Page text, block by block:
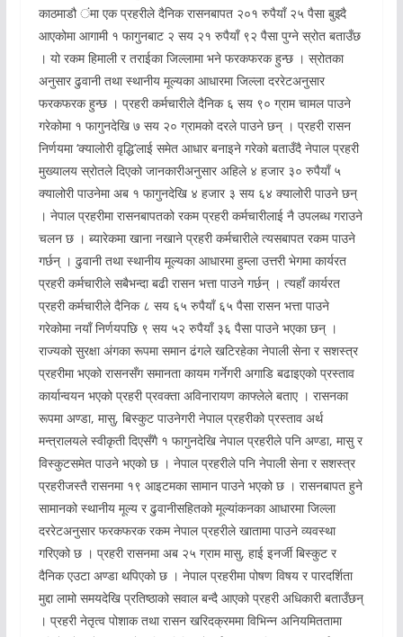
काठमाडौ ंमा एक प्रहरीले दैनिक रासनबापत २०१ रुपैयाँ २५ पैसा बुझ्दै
आएकोमा आगामी १ फागुनबाट २ सय २१ रुपैयाँ ९२ पैसा पुग्ने स्रोत बताउँछ
। यो रकम हिमाली र तराईका जिल्लामा भने फरकफरक हुन्छ । स्रोतका
अनुसार ढुवानी तथा स्थानीय मूल्यका आधारमा जिल्ला दररेटअनुसार
फरकफरक हुन्छ । प्रहरी कर्मचारीले दैनिक ६ सय ९० ग्राम चामल पाउने
गरेकोमा १ फागुनदेखि ७ सय २० ग्रामको दरले पाउने छन् । प्रहरी रासन
निर्णयमा ‘क्यालोरी वृद्धि’लाई समेत आधार बनाइने गरेको बताउँदै नेपाल प्रहरी
मुख्यालय स्रोतले दिएको जानकारीअनुसार अहिले ४ हजार ३० रुपैयाँ ५
क्यालोरी पाउनेमा अब १ फागुनदेखि ४ हजार ३ सय ६४ क्यालोरी पाउने छन्
। नेपाल प्रहरीमा रासनबापतको रकम प्रहरी कर्मचारीलाई नै उपलब्ध गराउने
चलन छ । ब्यारेकमा खाना नखाने प्रहरी कर्मचारीले त्यसबापत रकम पाउने
गर्छन् । ढुवानी तथा स्थानीय मूल्यका आधारमा हुम्ला उत्तरी भेगमा कार्यरत
प्रहरी कर्मचारीले सबैभन्दा बढी रासन भत्ता पाउने गर्छन् । त्यहाँ कार्यरत
प्रहरी कर्मचारीले दैनिक ८ सय ६५ रुपैयाँ ६५ पैसा रासन भत्ता पाउने
गरेकोमा नयाँ निर्णयपछि ९ सय ५२ रुपैयाँ ३६ पैसा पाउने भएका छन् ।
राज्यको सुरक्षा अंगका रूपमा समान ढंगले खटिरहेका नेपाली सेना र सशस्त्र
प्रहरीमा भएको रासनसँग समानता कायम गर्नेगरी अगाडि बढाइएको प्रस्ताव
कार्यान्वयन भएको प्रहरी प्रवक्ता अविनारायण काफ्लेले बताए । रासनका
रूपमा अण्डा, मासु, बिस्कुट पाउनेगरी नेपाल प्रहरीको प्रस्ताव अर्थ
मन्त्रालयले स्वीकृती दिएसँगै १ फागुनदेखि नेपाल प्रहरीले पनि अण्डा, मासु र
विस्कुटसमेत पाउने भएको छ । नेपाल प्रहरीले पनि नेपाली सेना र सशस्त्र
प्रहरीजस्तै रासनमा १९ आइटमका सामान पाउने भएको छ । रासनबापत हुने
सामानको स्थानीय मूल्य र ढुवानीसहितको मूल्यांकनका आधारमा जिल्ला
दररेटअनुसार फरकफरक रकम नेपाल प्रहरीले खातामा पाउने व्यवस्था
गरिएको छ । प्रहरी रासनमा अब २५ ग्राम मासु, हाई इनर्जी बिस्कुट र
दैनिक एउटा अण्डा थपिएको छ । नेपाल प्रहरीमा पोषण विषय र पारदर्शिता
मुद्दा लामो समयदेखि प्रतिष्ठाको सवाल बन्दै आएको प्रहरी अधिकारी बताउँछन्
। प्रहरी नेतृत्व पोशाक तथा रासन खरिदक्रममा विभिन्न अनियमिततामा